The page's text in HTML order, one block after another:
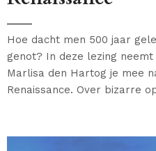
Hoe dacht men 500 jaar
genot? In deze lezing
Marlisa den Hartog je mee
Renaissance. Over bizarre